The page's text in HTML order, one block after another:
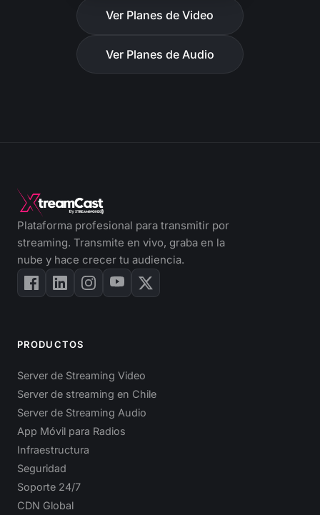
Ver Planes de Video
Ver Planes de Audio
Plataforma profesional para transmitir por
streaming. Transmite en vivo, graba en la
nube y hace crecer tu audiencia.
PRODUCTOS
Server de Streaming Video
Server de streaming en Chile
Server de Streaming Audio
App Móvil para Radios
Infraestructura
Seguridad
Soporte 24/7
CDN Global